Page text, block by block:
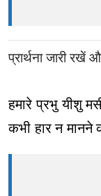
प्रार्थना जारी रखें
हमारे प्रभु यीशु
कभी हार न मानने